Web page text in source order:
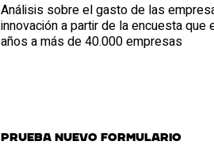
Análisis sobre el gasto de las
innovación a partir de la encuesta que
años a más de 40.000 empresas
Prueba nuevo formulario